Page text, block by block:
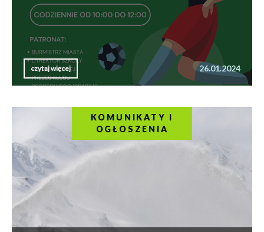
czytaj więcej 26.01.2024
KOMUNIKATY I
OGŁOSZENIA